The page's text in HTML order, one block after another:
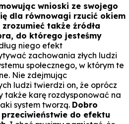
wnioski ze swojego
dla równowagi rzucić okiem
także źródła
do którego jesteśmy
niego efekt
zachowania złych ludzi
społecznego, w którym te
Nie zdejmując
ludzi twierdzi on, że oprócz
także karę rozdysponować na
system tworzą. Dobro
do efektu